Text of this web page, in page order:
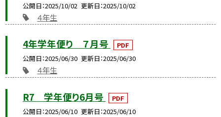
公開日 2025/10/02 更新日 2025/10/02
４年生
4年学年便り ７月号
PDF
公開日 2025/06/30 更新日 2025/06/30
４年生
R7 学年便り6月号
PDF
公開日 2025/06/10 更新日 2025/06/10